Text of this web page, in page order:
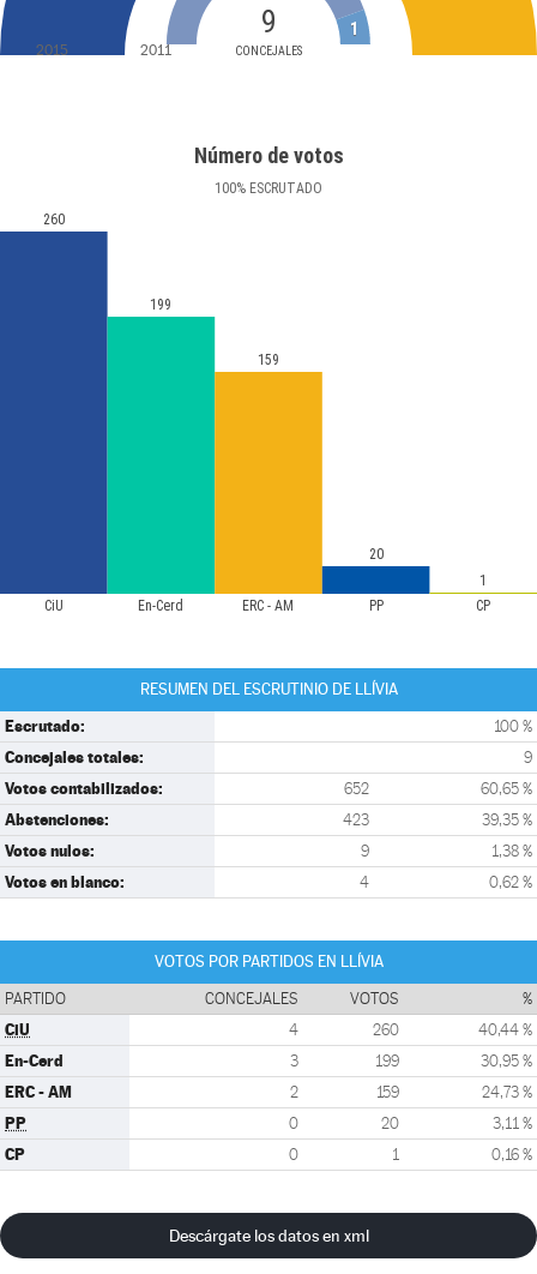
9
CONCEJALES
1
2015 2011
Número de votos
100% ESCRUTADO
CiU En-Cerd ERC - AM PP CP
260
199
159
20
1
RESUMEN DEL ESCRUTINIO DE LLÍVIA
Escrutado: 100 %
Concejales totales: 9
Votos contabilizados: 652 60,65 %
Abstenciones: 423 39,35 %
Votos nulos: 9 1,38 %
Votos en blanco: 4 0,62 %
VOTOS POR PARTIDOS EN LLÍVIA
PARTIDO CONCEJALES VOTOS %
CiU 4 260 40,44 %
En-Cerd 3 199 30,95 %
ERC - AM 2 159 24,73 %
PP 0 20 3,11 %
CP 0 1 0,16 %
Descárgate los datos en xml